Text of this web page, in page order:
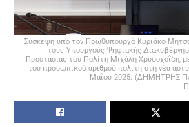
Σύσκεψη υπό τον Πρωθυπουργό Κυριάκο
τους Υπουργούς Ψηφιακής
Προστασίας του Πολίτη Μιχάλη Χρυσοχοΐδη,
του προσωπικού αριθμού πολίτη στη νέα
Μαΐου 2025. (ΔΗΜΗΤΡΗΣ